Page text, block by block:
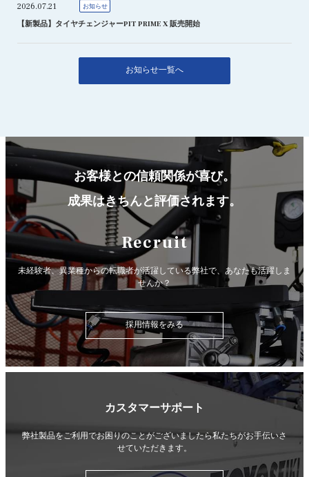
2026.07.21 お知らせ
【新製品】タイヤチェンジャーPIT PRIME X 販売開始
お知らせ一覧へ
お客様との信頼関係が喜び。
成果はきちんと評価されます。
Recruit
未経験者、異業種からの転職者が活躍している弊社で、 あなたも活躍しま
せんか？
採用情報をみる
カスタマーサポート
弊社製品をご利用でお困りのことがございましたら私たちがお手伝いさ
せていただきます。